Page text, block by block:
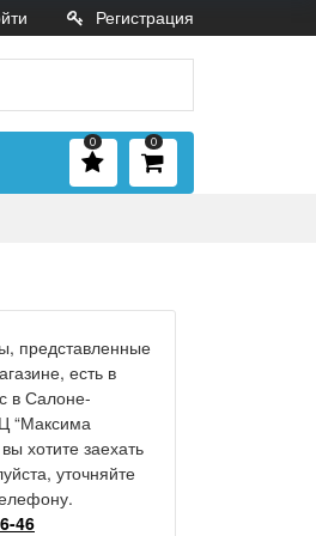
Регистрация
0
0
представленные
есть в
в Салоне-
“Максима
хотите заехать
уточняйте
46